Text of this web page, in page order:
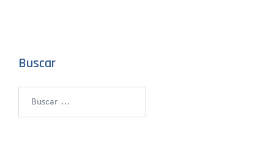
Buscar